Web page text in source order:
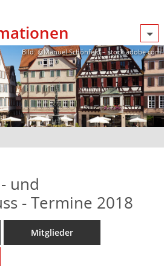
Bild: @Manuel Schönfeld – stock.adobe.com
und
- Termine 2018
Mitglieder